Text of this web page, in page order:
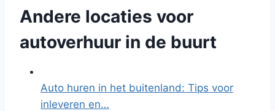
Andere locaties voor
autoverhuur in de buurt
Auto huren in het buitenland: Tips voor
inleveren en…